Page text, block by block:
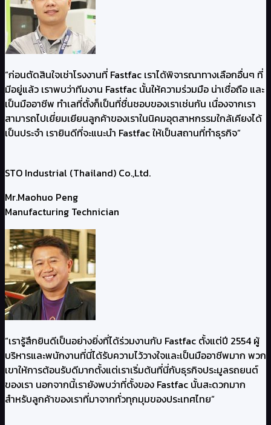
“ก่อนตัดสินใจเช่าโรงงานที่ Fastfac เราได้พิจารณาทางเลือกอื่นๆ ที่
มีอยู่แล้ว เราพบว่าทีมงาน Fastfac นั้นให้ความร่วมมือ น่าเชื่อถือ และ
เป็นมืออาชีพ ทำเลที่ตั้งก็เป็นที่ชื่นชอบของเราเช่นกัน เนื่องจากเรา
สามารถไปเยี่ยมเยียนลูกค้าของเราในนิคมอุตสาหกรรมใกล้เคียงได้
เป็นประจำ เรายินดีที่จะแนะนำ Fastfac ให้เป็นสถานที่ทำธุรกิจ”
STO Industrial (Thailand) Co.,Ltd.
Mr.Maohuo Peng
Manufacturing Technician
“เรารู้สึกยินดีเป็นอย่างยิ่งที่ได้ร่วมงานกับ Fastfac ตั้งแต่ปี 2554 ผู้
บริหารและพนักงานที่นี่ได้รับความไว้วางใจและเป็นมืออาชีพมาก พวก
เขาให้การต้อนรับดีมากตั้งแต่เราเริ่มต้นที่นี่กับธุรกิจประมูลรถยนต์
ของเรา นอกจากนี้เรายังพบว่าที่ตั้งของ Fastfac นั้นสะดวกมาก
สำหรับลูกค้าของเราที่มาจากทั่วทุกมุมของประเทศไทย”